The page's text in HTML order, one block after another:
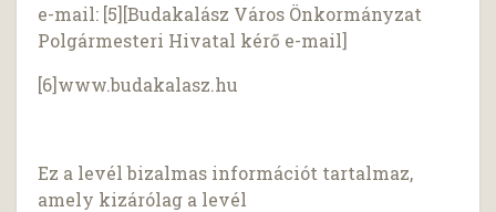
e-mail: [5][Budakalász Város Önkormányzat
Polgármesteri Hivatal kérő e-mail]
[6]www.budakalasz.hu
Ez a levél bizalmas információt tartalmaz,
amely kizárólag a levél